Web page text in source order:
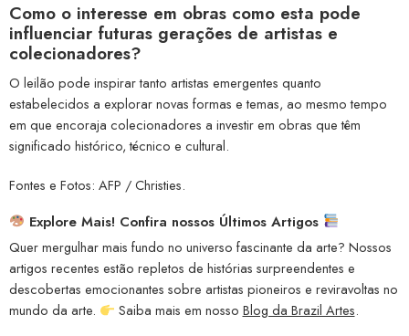
Como o interesse em obras como esta pode
influenciar futuras gerações de artistas e
colecionadores?
O leilão pode inspirar tanto artistas emergentes quanto
estabelecidos a explorar novas formas e temas, ao mesmo tempo
em que encoraja colecionadores a investir em obras que têm
significado histórico, técnico e cultural.
Fontes e Fotos: AFP / Christies.
Explore Mais! Confira nossos Últimos Artigos
Quer mergulhar mais fundo no universo fascinante da arte? Nossos
artigos recentes estão repletos de histórias surpreendentes e
descobertas emocionantes sobre artistas pioneiros e reviravoltas no
mundo da arte.
Saiba mais em nosso Blog da Brazil Artes.